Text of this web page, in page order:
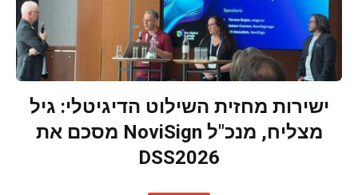
ישירות מחזית השילוט הדיגיטלי: גיל
מצליח, מנכ"ל NoviSign מסכם את
DSS2026